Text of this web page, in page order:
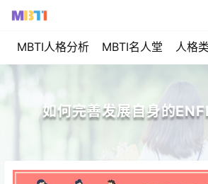
MBTI人格分析 MBTI名人堂 人格
如何完善发展自身的